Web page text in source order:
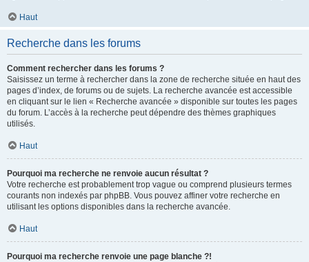
Haut
Recherche dans les forums
Comment rechercher dans les forums ?
Saisissez un terme à rechercher dans la zone de recherche située en haut des
pages d’index, de forums ou de sujets. La recherche avancée est accessible
en cliquant sur le lien « Recherche avancée » disponible sur toutes les pages
du forum. L’accès à la recherche peut dépendre des thèmes graphiques
utilisés.
Haut
Pourquoi ma recherche ne renvoie aucun résultat ?
Votre recherche est probablement trop vague ou comprend plusieurs termes
courants non indexés par phpBB. Vous pouvez affiner votre recherche en
utilisant les options disponibles dans la recherche avancée.
Haut
Pourquoi ma recherche renvoie une page blanche ?!